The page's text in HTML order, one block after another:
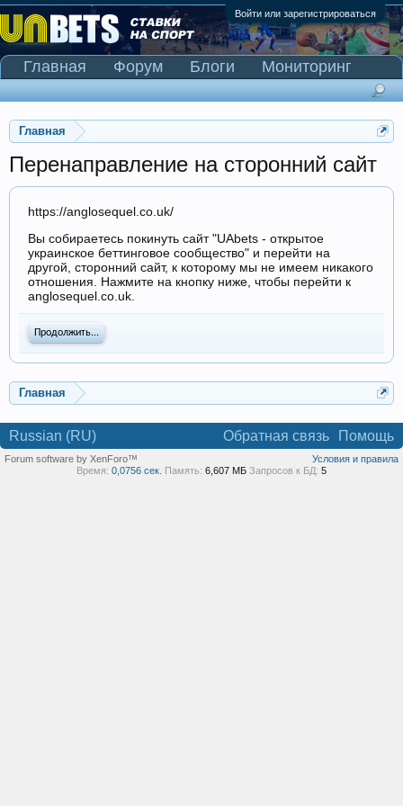
Войти или зарегистрироваться
Главная
Перенаправление на сторонний сайт
https://anglosequel.co.uk/
Вы собираетесь покинуть сайт "UAbets - открытое
украинское беттинговое сообщество" и перейти на
другой, сторонний сайт, к которому мы не имеем никакого
отношения. Нажмите на кнопку ниже, чтобы перейти к
anglosequel.co.uk.
Продолжить...
Главная
Главная Форум Блоги
Мониторинг
Сканер Pinnacle
Russian (RU) Обратная связь Помощь
Условия и правила
Forum software by XenForo™
Время: 0,0756 сек. Память: 6,607 МБ Запросов к БД: 5